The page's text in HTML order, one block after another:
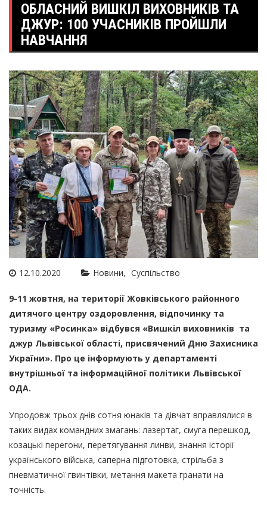
ОБЛАСНИЙ ВИШКІЛ ВИХОВНИКІВ ТА
ДЖУР: 100 УЧАСНИКІВ ПРОЙШЛИ
НАВЧАННЯ
12.10.2020 Новини Суспільство
9-11 жовтня, на території Жовківського районного
дитячого центру оздоровлення, відпочинку та
туризму «Росинка» відбувся «Вишкіл виховників та
джур Львівської області, присвячений Дню Захисника
України». Про це інформують у департаменті
внутрішньої та інформаційної політики Львівської
ОДА.
Упродовж трьох днів сотня юнаків та дівчат вправлялися в
таких видах командних змагань: лазертаг, смуга перешкод,
козацькі перегони, перетягування линви, знання історії
українського війська, саперна підготовка, стрільба з
пневматичної гвинтівки, метання макета гранати на
точність.